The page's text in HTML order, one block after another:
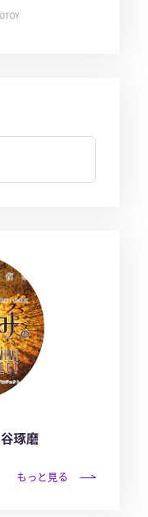
琢磨
もっと見る